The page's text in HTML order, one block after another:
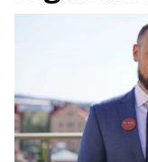
Petter Stordalen
norra Sverige efter